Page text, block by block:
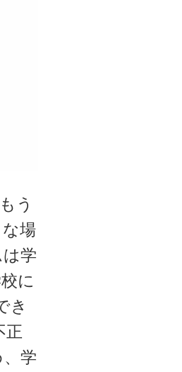
う
場
学
に
き
正
学